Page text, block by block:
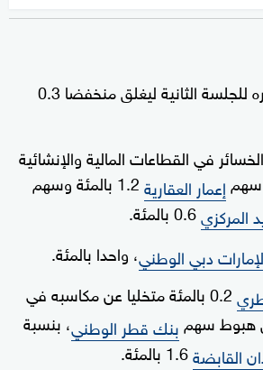
خسائره للجلسة الثانية ليغلق منخفضا 0.3
في القطاعات المالية والإنشائية
سهمإعمار العقارية
المركزي
دبي الوطني، واحدا بالمئة.
0.2 بالمئة متخليا عن مكاسبه في
هبوط سهم بنك قطر الوطني، بنسبة
القابضة